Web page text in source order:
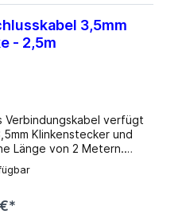
3,5-mm-Audio 4Pin
Anschluss 2: auf 2x 3,5-
12 cm Farbe:
3,5mm
- 2,5m
Verbindungskabel verfügt
Klinkenstecker und
Länge von 2 Metern.
eignet sich für die
von z.B. Soundkarten
an PC-